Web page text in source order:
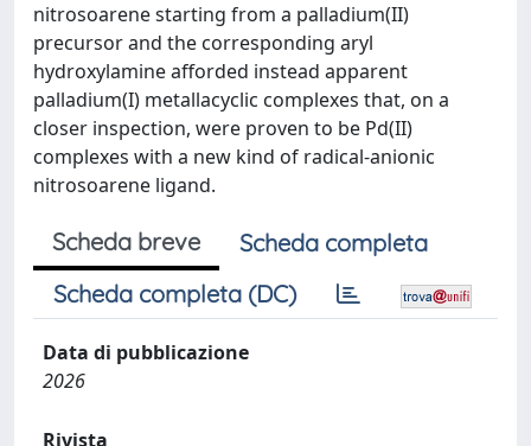
nitrosoarene starting from a palladium(II)
precursor and the corresponding aryl
hydroxylamine afforded instead apparent
palladium(I) metallacyclic complexes that, on a
closer inspection, were proven to be Pd(II)
complexes with a new kind of radical-anionic
nitrosoarene ligand.
Scheda breve
Scheda completa
Scheda completa (DC)
Data di pubblicazione
2026
Rivista